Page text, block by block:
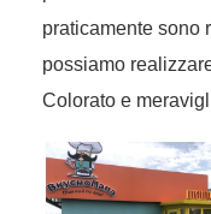
praticamente sono
possiamo
Colorato e